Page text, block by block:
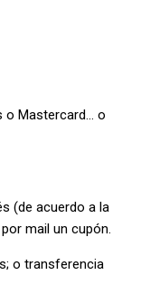
o Mastercard… o
(de acuerdo a la
mail un cupón.
o transferencia